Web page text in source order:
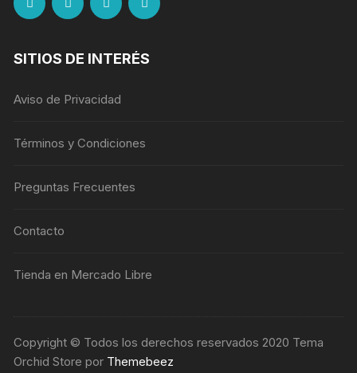
SITIOS DE INTERÉS
Aviso de Privacidad
Términos y Condiciones
Preguntas Frecuentes
Contacto
Tienda en Mercado Libre
Copyright © Todos los derechos reservados 2020 Tema
Orchid Store por Themebeez